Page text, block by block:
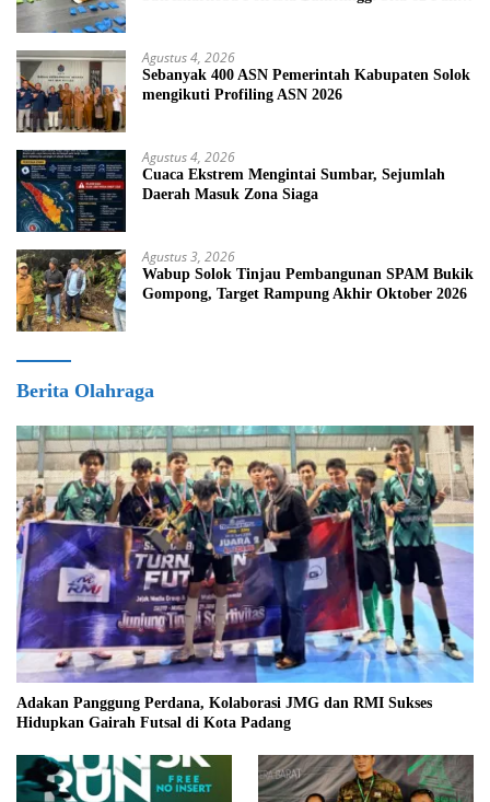
Agustus 4, 2026
Sebanyak 400 ASN Pemerintah Kabupaten Solok
mengikuti Profiling ASN 2026
Agustus 4, 2026
Cuaca Ekstrem Mengintai Sumbar, Sejumlah
Daerah Masuk Zona Siaga
Agustus 3, 2026
Wabup Solok Tinjau Pembangunan SPAM Bukik
Gompong, Target Rampung Akhir Oktober 2026
Berita Olahraga
Adakan Panggung Perdana, Kolaborasi JMG dan RMI Sukses
Hidupkan Gairah Futsal di Kota Padang